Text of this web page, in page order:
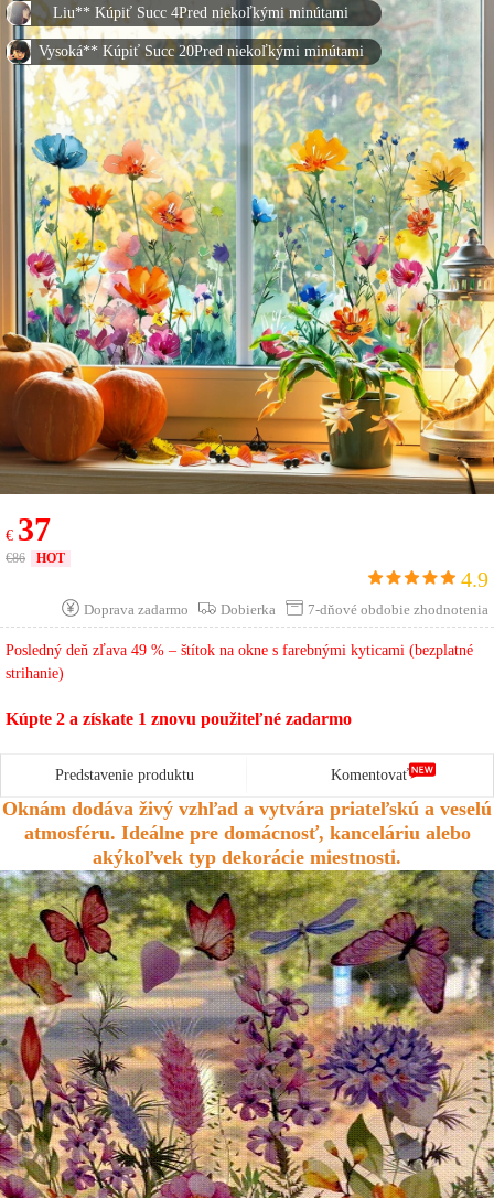
Vysoká** Kúpiť Succ 20Pred niekoľkými minútami
Polievka** Kúpiť Succ 6Pred niekoľkými minútami
张** Kúpiť Succ 15Pred niekoľkými minútami
张** Kúpiť Succ 24Pred niekoľkými minútami
Chen** Kúpiť Succ 29Pred niekoľkými minútami
Xiao** Kúpiť Succ 16Pred niekoľkými minútami
Chen** Kúpiť Succ 25Pred niekoľkými minútami
Polievka** Kúpiť Succ 18Pred niekoľkými minútami
Xiao** Kúpiť Succ 21Pred niekoľkými minútami
李** Kúpiť Succ 20Pred niekoľkými minútami
les** Kúpiť Succ 11Pred niekoľkými minútami
Vysoká** Kúpiť Succ 13Pred niekoľkými minútami
Wu** Kúpiť Succ 4Pred niekoľkými minútami
Chen** Kúpiť Succ 16Pred niekoľkými minútami
Zhao** Kúpiť Succ 18Pred niekoľkými minútami
Chen** Kúpiť Succ 21Pred niekoľkými minútami
王** Kúpiť Succ 15Pred niekoľkými minútami
张** Kúpiť Succ 19Pred niekoľkými minútami
Chen** Kúpiť Succ 8Pred niekoľkými minútami
Liu** Kúpiť Succ 20Pred niekoľkými minútami
Liu** Kúpiť Succ 15 Pred niekoľkými minútami
les** Kúpiť Succ 11Pred niekoľkými minútami
Chen** Kúpiť Succ 16Pred niekoľkými minútami
€ 37
€86 HOT
4.9
Doprava zadarmo Dobierka 7-dňové obdobie zhodnotenia
Posledný deň zľava 49 % – štítok na okne s farebnými kyticami (bezplatné
strihanie)
Kúpte 2 a získate 1 znovu použiteľné zadarmo
Predstavenie produktu Komentovať
Oknám dodáva živý vzhľad a vytvára priateľskú a veselú
atmosféru. Ideálne pre domácnosť, kanceláriu alebo
akýkoľvek typ dekorácie miestnosti.